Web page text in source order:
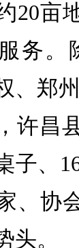
20亩
务。
、郑
许昌
子、
、协
头。